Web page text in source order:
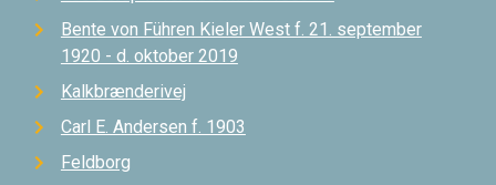
Bente von Führen Kieler West f. 21. september
1920 - d. oktober 2019
Kalkbrænderivej
Carl E. Andersen f. 1903
Feldborg